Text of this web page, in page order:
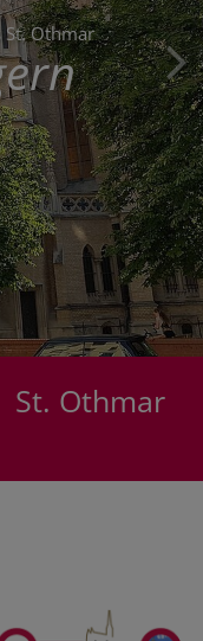
St. Othmar
St. Othmar